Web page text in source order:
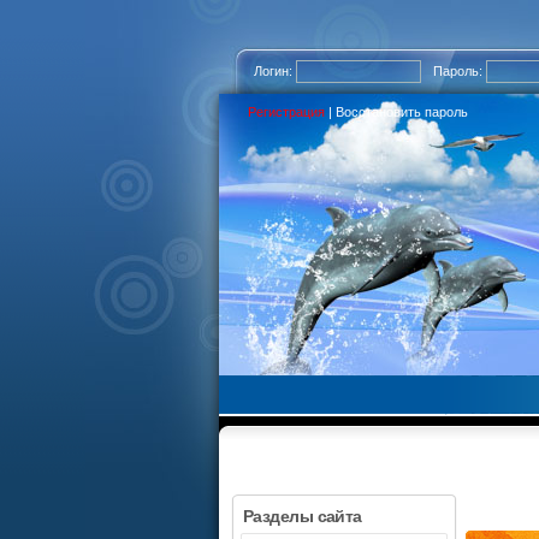
Логин: Пароль:
Регистрация | Восстановить пароль
Разделы сайта